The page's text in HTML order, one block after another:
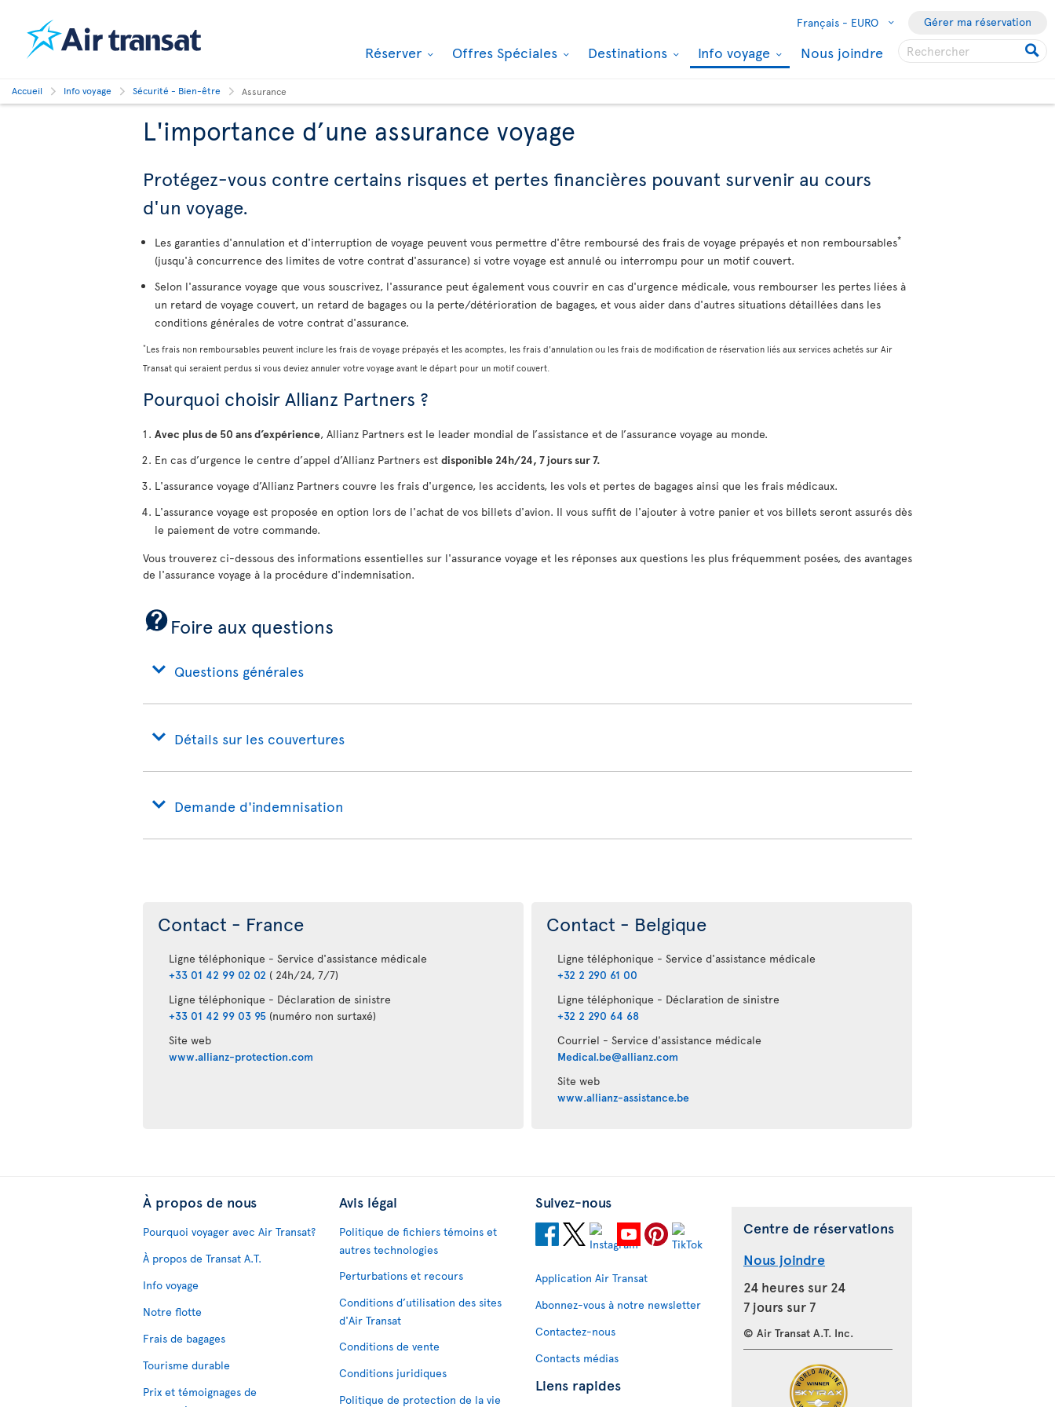
Français - EURO Gérer ma réservation
Réserver Offres Spéciales Destinations Info voyage Nous joindre
Accueil Info voyage Sécurité - Bien-être Assurance
L'importance d’une assurance voyage
Protégez-vous contre certains risques et pertes financières pouvant survenir au cours
d'un voyage.
Les garanties d'annulation et d'interruption de voyage peuvent vous permettre d'être remboursé des frais de voyage prépayés et non remboursables*
(jusqu'à concurrence des limites de votre contrat d'assurance) si votre voyage est annulé ou interrompu pour un motif couvert.
Selon l'assurance voyage que vous souscrivez, l'assurance peut également vous couvrir en cas d'urgence médicale, vous rembourser les pertes liées à
un retard de voyage couvert, un retard de bagages ou la perte/détérioration de bagages, et vous aider dans d'autres situations détaillées dans les
conditions générales de votre contrat d'assurance.
*Les frais non remboursables peuvent inclure les frais de voyage prépayés et les acomptes, les frais d'annulation ou les frais de modification de réservation liés aux services achetés sur Air
Transat qui seraient perdus si vous deviez annuler votre voyage avant le départ pour un motif couvert.
Pourquoi choisir Allianz Partners ?
Avec plus de 50 ans d’expérience, Allianz Partners est le leader mondial de l’assistance et de l’assurance voyage au monde.
En cas d’urgence le centre d’appel d’Allianz Partners est disponible 24h/24, 7 jours sur 7.
L'assurance voyage d’Allianz Partners couvre les frais d'urgence, les accidents, les vols et pertes de bagages ainsi que les frais médicaux.
L'assurance voyage est proposée en option lors de l'achat de vos billets d'avion. Il vous suffit de l'ajouter à votre panier et vos billets seront assurés dès
le paiement de votre commande.
Vous trouverez ci-dessous des informations essentielles sur l'assurance voyage et les réponses aux questions les plus fréquemment posées, des avantages
de l'assurance voyage à la procédure d'indemnisation.
Foire aux questions
Questions générales
Détails sur les couvertures
Demande d'indemnisation
Contact - France
Ligne téléphonique - Service d'assistance médicale
+33 01 42 99 02 02 ( 24h/24, 7/7)
Ligne téléphonique - Déclaration de sinistre
+33 01 42 99 03 95 (numéro non surtaxé)
Site web
www.allianz-protection.com
Contact - Belgique
Ligne téléphonique - Service d'assistance médicale
+32 2 290 61 00
Ligne téléphonique - Déclaration de sinistre
+32 2 290 64 68
Courriel - Service d'assistance médicale
Medical.be@allianz.com
Site web
www.allianz-assistance.be
À propos de nous
Pourquoi voyager avec Air Transat?
À propos de Transat A.T.
Info voyage
Notre flotte
Frais de bagages
Tourisme durable
Prix et témoignages de
Avis légal
Politique de fichiers témoins et
autres technologies
Perturbations et recours
Conditions d’utilisation des sites
d'Air Transat
Conditions de vente
Conditions juridiques
Politique de protection de la vie
Suivez-nous
Application Air Transat
Abonnez-vous à notre newsletter
Contactez-nous
Contacts médias
Liens rapides
Centre de réservations
Nous joindre
24 heures sur 24
7 jours sur 7
© Air Transat A.T. Inc.